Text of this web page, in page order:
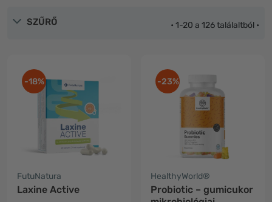
SZŰRŐ • 1-20 a 126 találaltból •
-18%
FutuNatura
Laxine Active
-23%
HealthyWorld®
Probiotic – gumicukor